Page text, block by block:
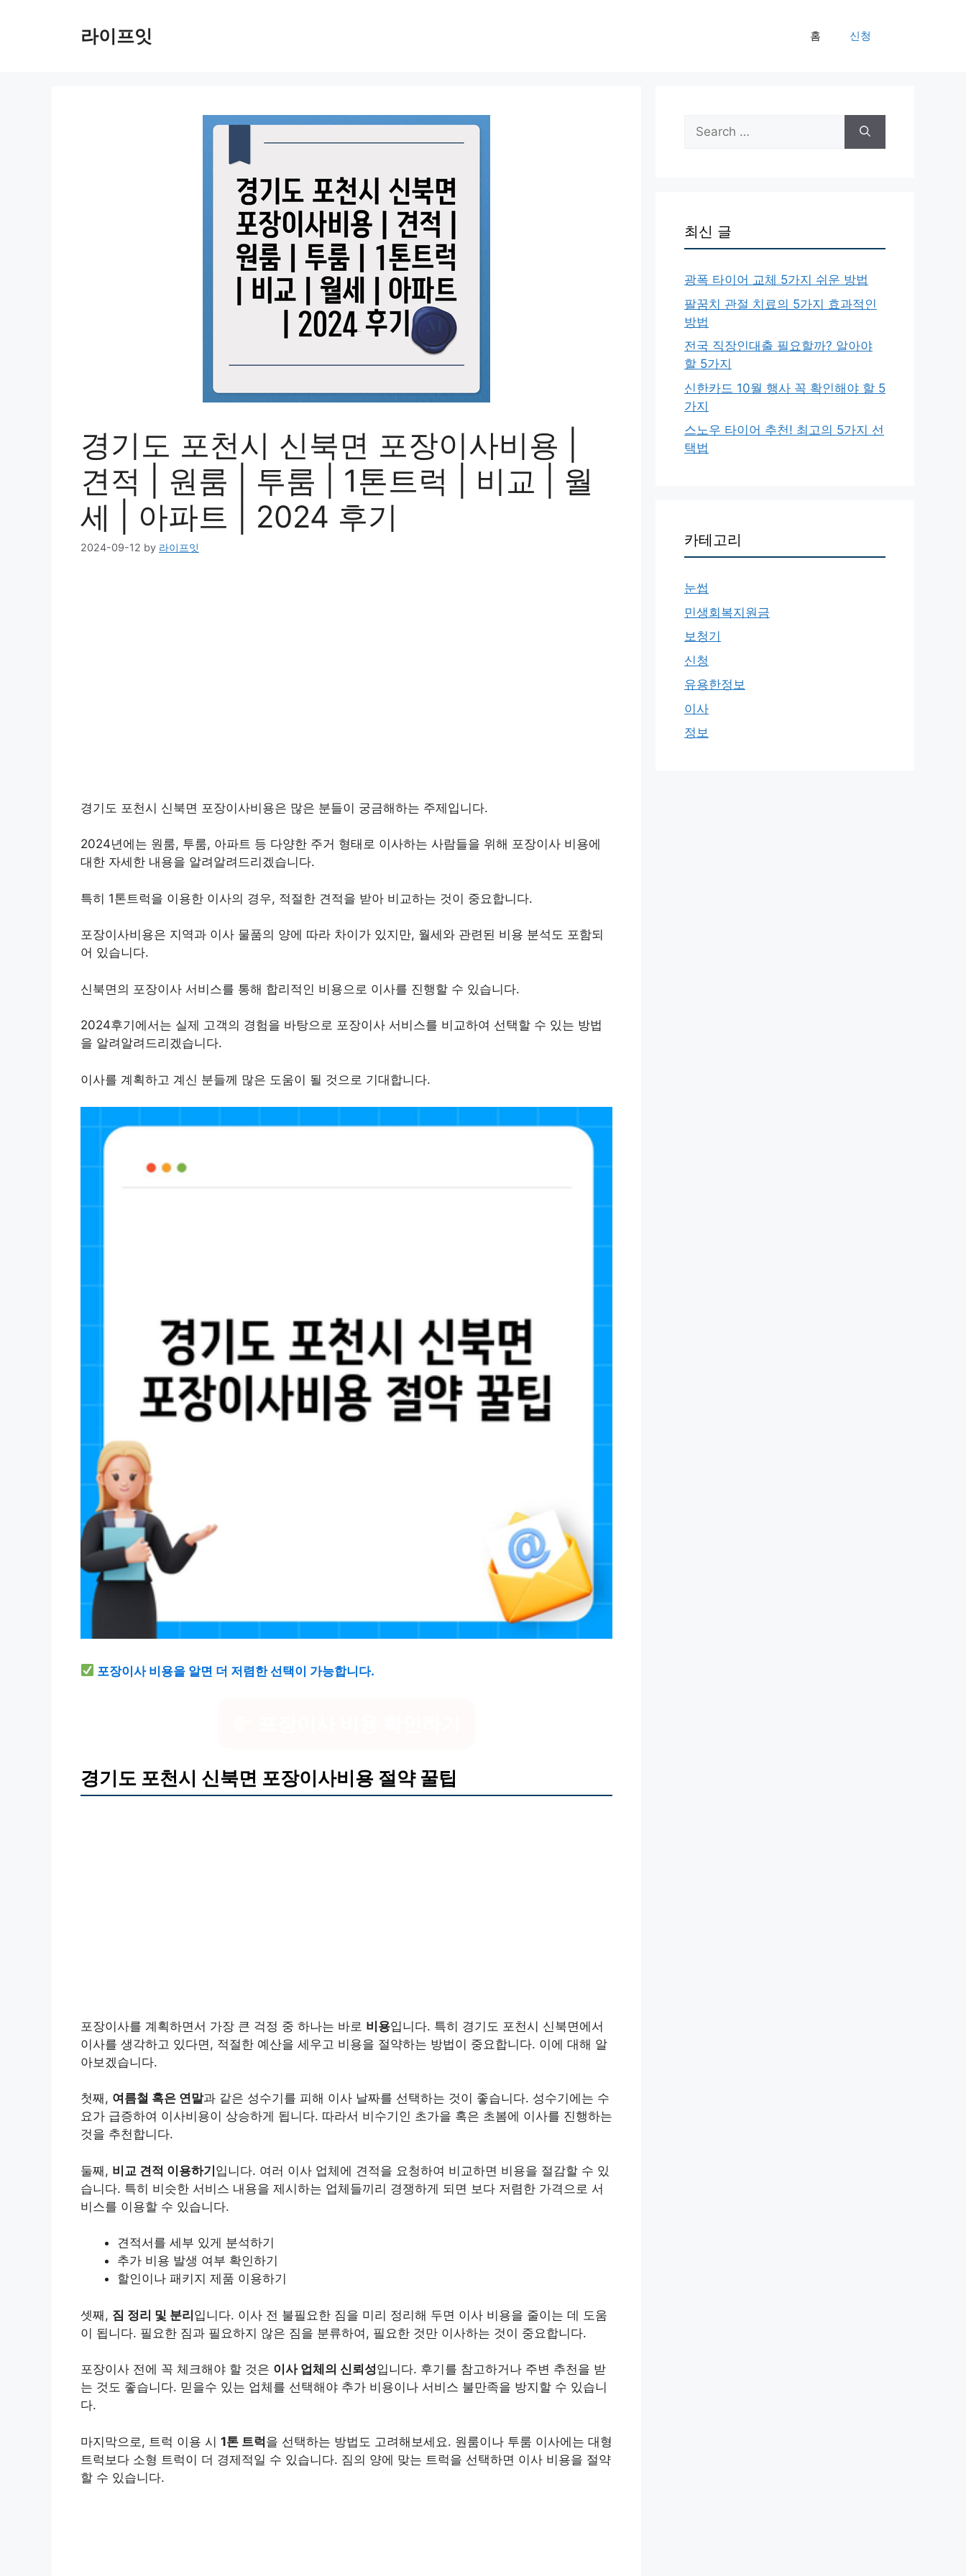
라이프잇 홈 신청
경기도 포천시 신북면 포장이사비용 |
견적 | 원룸 | 투룸 | 1톤트럭 | 비교 | 월
세 | 아파트 | 2024 후기
2024-09-12 by 라이프잇
경기도 포천시 신북면 포장이사비용은 많은 분들이 궁금해하는 주제입니다.
2024년에는 원룸, 투룸, 아파트 등 다양한 주거 형태로 이사하는 사람들을 위해 포장이사 비용에
대한 자세한 내용을 알려알려드리겠습니다.
특히 1톤트럭을 이용한 이사의 경우, 적절한 견적을 받아 비교하는 것이 중요합니다.
포장이사비용은 지역과 이사 물품의 양에 따라 차이가 있지만, 월세와 관련된 비용 분석도 포함되
어 있습니다.
신북면의 포장이사 서비스를 통해 합리적인 비용으로 이사를 진행할 수 있습니다.
2024후기에서는 실제 고객의 경험을 바탕으로 포장이사 서비스를 비교하여 선택할 수 있는 방법
을 알려알려드리겠습니다.
이사를 계획하고 계신 분들께 많은 도움이 될 것으로 기대합니다.
포장이사 비용을 알면 더 저렴한 선택이 가능합니다.
경기도 포천시 신북면 포장이사비용 절약 꿀팁
포장이사를 계획하면서 가장 큰 걱정 중 하나는 바로 비용입니다. 특히 경기도 포천시 신북면에서
이사를 생각하고 있다면, 적절한 예산을 세우고 비용을 절약하는 방법이 중요합니다. 이에 대해 알
아보겠습니다.
첫째, 여름철 혹은 연말과 같은 성수기를 피해 이사 날짜를 선택하는 것이 좋습니다. 성수기에는 수
요가 급증하여 이사비용이 상승하게 됩니다. 따라서 비수기인 초가을 혹은 초봄에 이사를 진행하는
것을 추천합니다.
둘째, 비교 견적 이용하기입니다. 여러 이사 업체에 견적을 요청하여 비교하면 비용을 절감할 수 있
습니다. 특히 비슷한 서비스 내용을 제시하는 업체들끼리 경쟁하게 되면 보다 저렴한 가격으로 서
비스를 이용할 수 있습니다.
견적서를 세부 있게 분석하기
추가 비용 발생 여부 확인하기
할인이나 패키지 제품 이용하기
셋째, 짐 정리 및 분리입니다. 이사 전 불필요한 짐을 미리 정리해 두면 이사 비용을 줄이는 데 도움
이 됩니다. 필요한 짐과 필요하지 않은 짐을 분류하여, 필요한 것만 이사하는 것이 중요합니다.
포장이사 전에 꼭 체크해야 할 것은 이사 업체의 신뢰성입니다. 후기를 참고하거나 주변 추천을 받
는 것도 좋습니다. 믿을수 있는 업체를 선택해야 추가 비용이나 서비스 불만족을 방지할 수 있습니
다.
마지막으로, 트럭 이용 시 1톤 트럭을 선택하는 방법도 고려해보세요. 원룸이나 투룸 이사에는 대형
트럭보다 소형 트럭이 더 경제적일 수 있습니다. 짐의 양에 맞는 트럭을 선택하면 이사 비용을 절약
할 수 있습니다.
Search
for:
최신 글
광폭 타이어 교체 5가지 쉬운 방법
팔꿈치 관절 치료의 5가지 효과적인
방법
전국 직장인대출 필요할까? 알아야
할 5가지
신한카드 10월 행사 꼭 확인해야 할 5
가지
스노우 타이어 추천! 최고의 5가지 선
택법
카테고리
눈썹
민생회복지원금
보청기
신청
유용한정보
이사
정보